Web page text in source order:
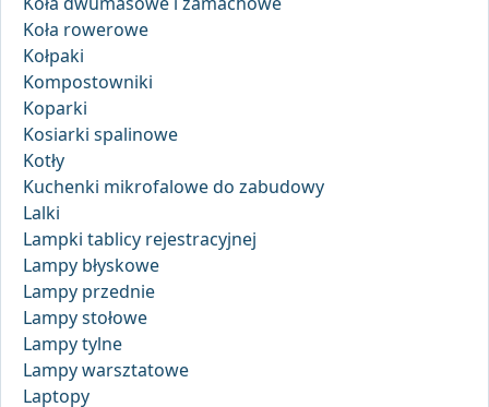
Koła rowerowe
Kołpaki
Kompostowniki
Koparki
Kosiarki spalinowe
Kotły
Kuchenki mikrofalowe do zabudowy
Lalki
Lampki tablicy rejestracyjnej
Lampy błyskowe
Lampy przednie
Lampy stołowe
Lampy tylne
Lampy warsztatowe
Laptopy